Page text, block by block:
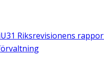
Riksrevisionens